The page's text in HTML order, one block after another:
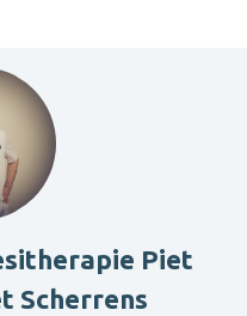
Piet
Scherrens